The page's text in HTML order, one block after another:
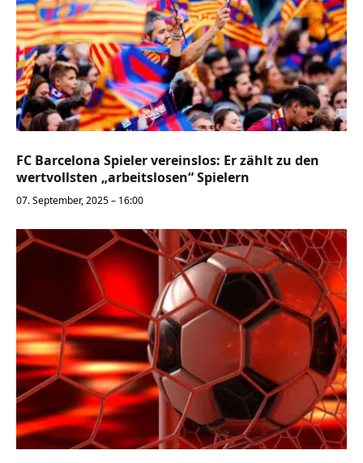
FC Barcelona Spieler vereinslos: Er zählt zu den
wertvollsten „arbeitslosen“ Spielern
07. September, 2025 – 16:00